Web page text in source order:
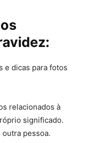
relacionados à
significado.
pessoa.